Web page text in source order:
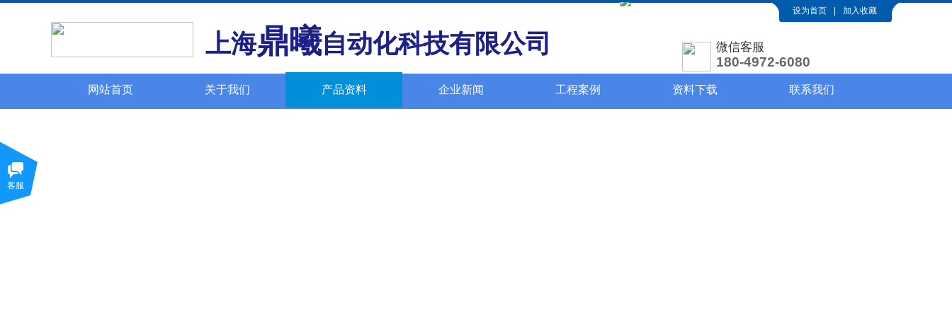
设为首页 加入收藏
上海鼎曦自动化科技有限公司 微信客服
180-4972-6080
网站首页 关于我们 产品资料 企业新闻 工程案例 资料下载 联系我们
客服